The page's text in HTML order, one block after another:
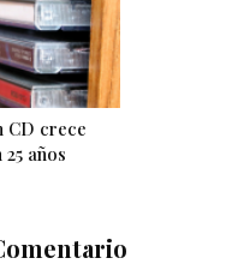
CD crece
años